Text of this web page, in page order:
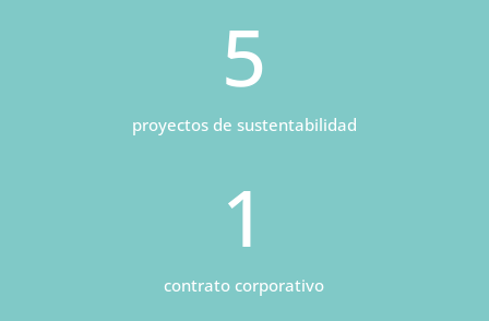
5
proyectos de sustentabilidad
1
contrato corporativo